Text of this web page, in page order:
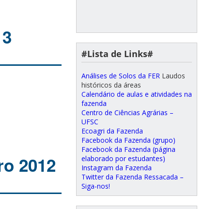
2012
#Lista de Links#
Análises de Solos da FER Laudos
históricos da áreas
Calendário de aulas e atividades na
fazenda
Centro de Ciências Agrárias –
UFSC
Ecoagri da Fazenda
Facebook da Fazenda (grupo)
Facebook da Fazenda (página
elaborado por estudantes)
Instagram da Fazenda
Twitter da Fazenda Ressacada –
Siga-nos!